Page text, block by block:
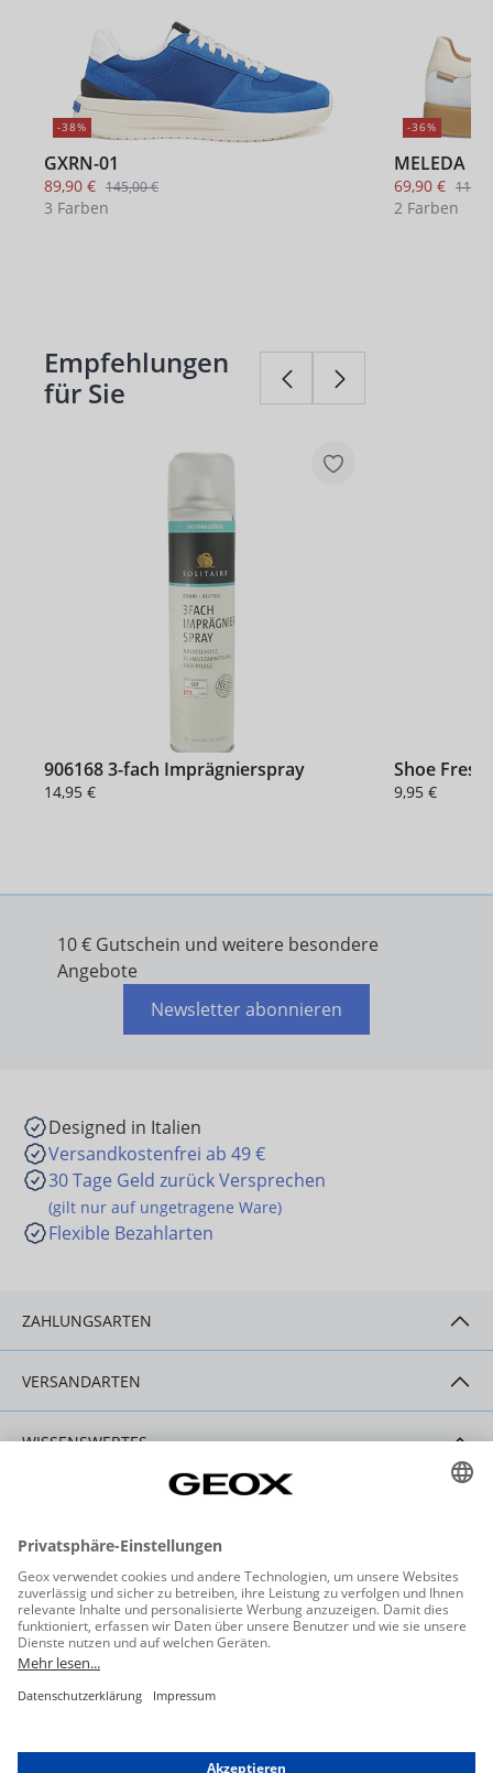
-38%
GXRN-01
89,90 € 145,00 €
3 Farben
-36%
MELEDA
69,90 €
2 Farben
Produktgalerie überspringen
Empfehlungen
für Sie
906168 3-fach Imprägnierspray
14,95 €
Shoe Fresh
9,95 €
10 € Gutschein und weitere besondere
Angebote
Newsletter abonnieren
Designed in Italien
Versandkostenfrei ab 49 €
30 Tage Geld zurück Versprechen
(gilt nur auf ungetragene Ware)
Flexible Bezahlarten
ZAHLUNGSARTEN
VERSANDARTEN
WISSENSWERTES
Allgemeine Geschäftsbedingungen